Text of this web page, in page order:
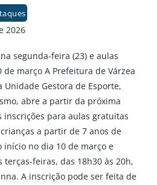
2026
segunda-feira (23) e aulas
março A Prefeitura de Várzea
Unidade Gestora de Esporte,
abre a partir da próxima
inscrições para aulas gratuitas
a partir de 7 anos de
início no dia 10 de março e
terças-feiras, das 18h30 às 20h,
A inscrição pode ser feita de